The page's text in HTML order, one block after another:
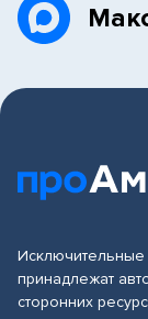
принадлежат
сторонних